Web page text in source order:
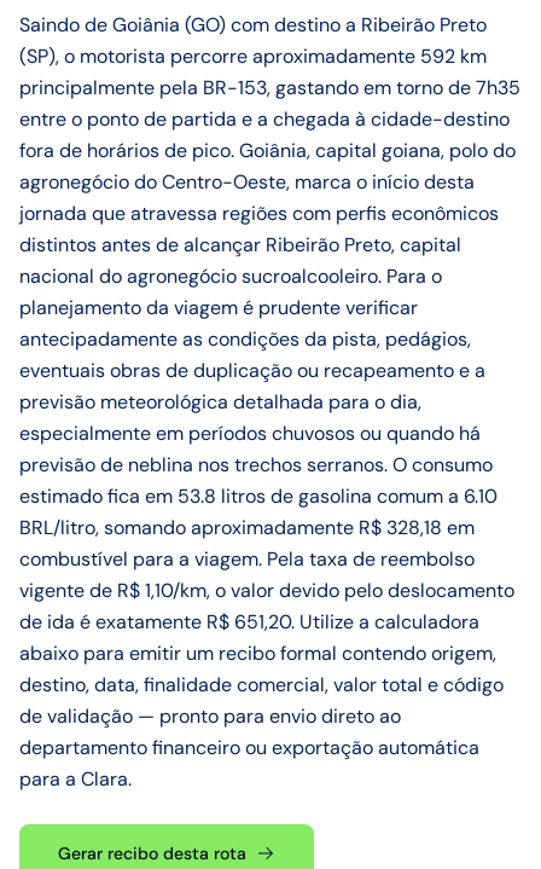
Saindo de Goiânia (GO) com destino a Ribeirão Preto
(SP), o motorista percorre aproximadamente 592 km
principalmente pela BR-153, gastando em torno de 7h35
entre o ponto de partida e a chegada à cidade-destino
fora de horários de pico. Goiânia, capital goiana, polo do
agronegócio do Centro-Oeste, marca o início desta
jornada que atravessa regiões com perfis econômicos
distintos antes de alcançar Ribeirão Preto, capital
nacional do agronegócio sucroalcooleiro. Para o
planejamento da viagem é prudente verificar
antecipadamente as condições da pista, pedágios,
eventuais obras de duplicação ou recapeamento e a
previsão meteorológica detalhada para o dia,
especialmente em períodos chuvosos ou quando há
previsão de neblina nos trechos serranos. O consumo
estimado fica em 53.8 litros de gasolina comum a 6.10
BRL/litro, somando aproximadamente R$ 328,18 em
combustível para a viagem. Pela taxa de reembolso
vigente de R$ 1,10/km, o valor devido pelo deslocamento
de ida é exatamente R$ 651,20. Utilize a calculadora
abaixo para emitir um recibo formal contendo origem,
destino, data, finalidade comercial, valor total e código
de validação — pronto para envio direto ao
departamento financeiro ou exportação automática
para a Clara.
Gerar recibo desta rota